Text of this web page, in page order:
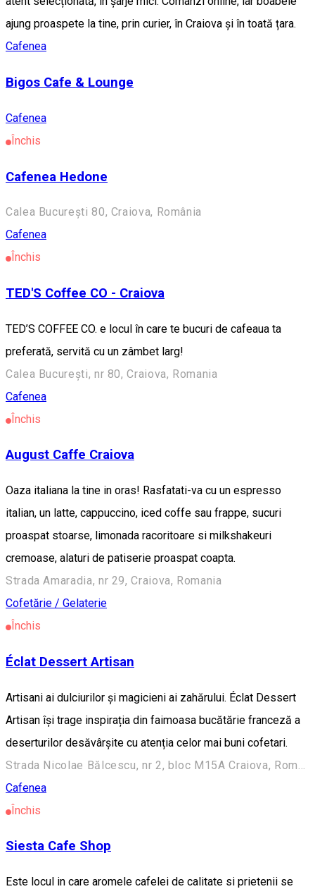
ajung proaspete la tine, prin curier, în Craiova și în toată țara.
Cafenea
Bigos Cafe & Lounge
Cafenea
Închis
Cafenea Hedone
Calea București 80, Craiova, România
Cafenea
Închis
TED'S Coffee CO - Craiova
TED’S COFFEE CO. e locul în care te bucuri de cafeaua ta
preferată, servită cu un zâmbet larg!
Calea București, nr 80, Craiova, Romania
Cafenea
Închis
August Caffe Craiova
Oaza italiana la tine in oras! Rasfatati-va cu un espresso
italian, un latte, cappuccino, iced coffe sau frappe, sucuri
proaspat stoarse, limonada racoritoare si milkshakeuri
cremoase, alaturi de patiserie proaspat coapta.
Strada Amaradia, nr 29, Craiova, Romania
Cofetărie / Gelaterie
Închis
Éclat Dessert Artisan
Artisani ai dulciurilor și magicieni ai zahărului. Éclat Dessert
Artisan își trage inspirația din faimoasa bucătărie franceză a
deserturilor desăvârșite cu atenția celor mai buni cofetari.
Cafenea
Închis
Siesta Cafe Shop
Este locul in care aromele cafelei de calitate si prietenii se